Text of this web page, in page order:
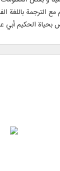
الترجمة باللغة